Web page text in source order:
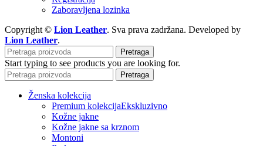
Zaboravljena lozinka
Copyright © Lion Leather. Sva prava zadržana. Developed by
Lion Leather.
Pretraga
Start typing to see products you are looking for.
Pretraga
Ženska kolekcija
Premium kolekcijaEkskluzivno
Kožne jakne
Kožne jakne sa krznom
Montoni